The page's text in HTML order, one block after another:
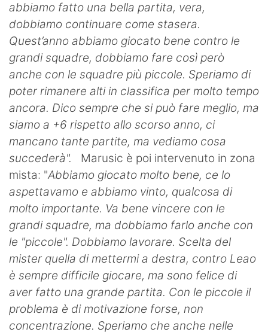
abbiamo fatto una bella partita, vera,
dobbiamo continuare come stasera.
Quest’anno abbiamo giocato bene contro le
grandi squadre, dobbiamo fare così però
anche con le squadre più piccole. Speriamo di
poter rimanere alti in classifica per molto tempo
ancora. Dico sempre che si può fare meglio, ma
siamo a +6 rispetto allo scorso anno, ci
mancano tante partite, ma vediamo cosa
succederà". Marusic è poi intervenuto in zona
mista: "Abbiamo giocato molto bene, ce lo
aspettavamo e abbiamo vinto, qualcosa di
molto importante. Va bene vincere con le
grandi squadre, ma dobbiamo farlo anche con
le "piccole". Dobbiamo lavorare. Scelta del
mister quella di mettermi a destra, contro Leao
è sempre difficile giocare, ma sono felice di
aver fatto una grande partita. Con le piccole il
problema è di motivazione forse, non
concentrazione. Speriamo che anche nelle